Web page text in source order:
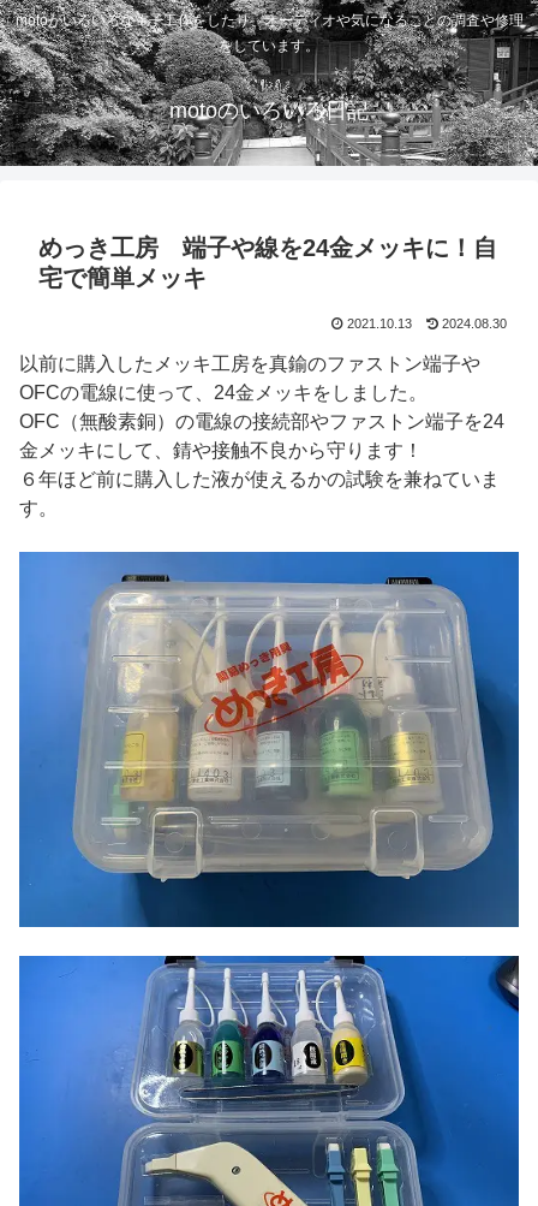
motoがいろいろな電子工作をしたり、オーディオや気になることの調査や修理
をしています。
motoのいろいろ日記
めっき工房 端子や線を24金メッキに！自
宅で簡単メッキ
2021.10.13 2024.08.30
以前に購入したメッキ工房を真鍮のファストン端子や
OFCの電線に使って、24金メッキをしました。
OFC（無酸素銅）の電線の接続部やファストン端子を24
金メッキにして、錆や接触不良から守ります！
６年ほど前に購入した液が使えるかの試験を兼ねていま
す。